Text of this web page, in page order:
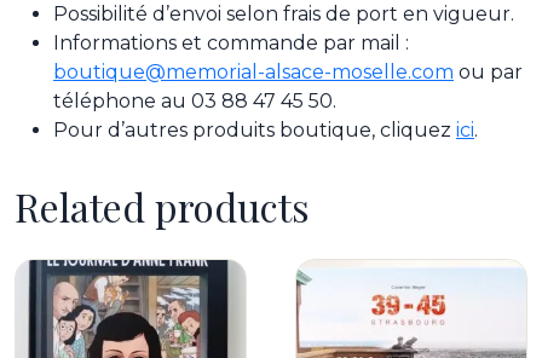
Possibilité d’envoi selon frais de port en vigueur.
Informations et commande par mail :
boutique@memorial-alsace-moselle.com ou par
téléphone au 03 88 47 45 50.
Pour d’autres produits boutique, cliquez ici.
Related products